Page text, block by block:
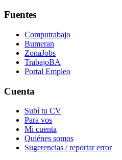
Fuentes
Computrabajo
Bumeran
ZonaJobs
TrabajoBA
Portal Empleo
Cuenta
Subí tu CV
Para vos
Mi cuenta
Quiénes somos
Sugerencias / reportar error